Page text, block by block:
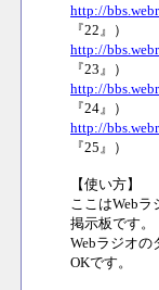
http://
『22』）
http://
『23』）
http://
『24』）
http://
『25』）
【使い方】
ここはWeb
掲示板です。
Webラジオ
OKです。